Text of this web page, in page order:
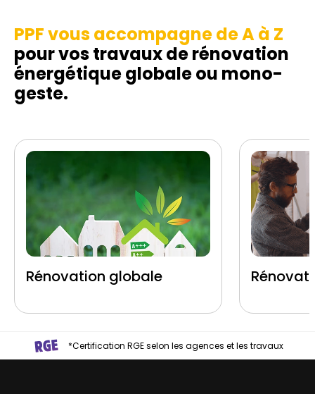
PPF vous accompagne de A à Z
pour vos travaux de rénovation
énergétique globale ou mono-
geste.
Rénovation globale
*Certification RGE selon les agences et les travaux